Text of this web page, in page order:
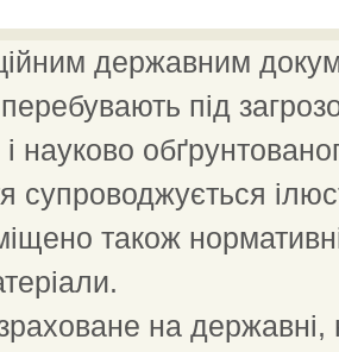
державним
перебувають під
науково
супроводжується
також
на державні,